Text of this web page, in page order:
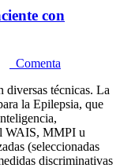
con
Comenta
diversas técnicas. La
la Epilepsia, que
WAIS, MMPI u
(seleccionadas
discriminativas